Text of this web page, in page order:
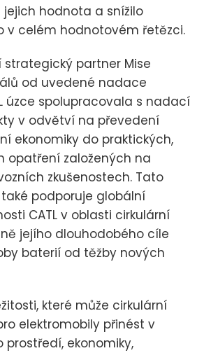
hodnota a snížilo
v celém hodnotovém řetězci.
strategický partner Mise
od uvedené nadace
úzce spolupracovala s nadací
v odvětví na převedení
ekonomiky do praktických,
opatření založených na
zkušenostech. Tato
podporuje globální
CATL v oblasti cirkulární
jejího dlouhodobého cíle
baterií od těžby nových
které může cirkulární
elektromobily přinést v
prostředí, ekonomiky,